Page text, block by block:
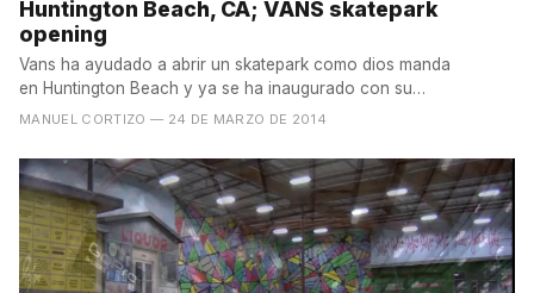
Huntington Beach, CA; VANS skatepark
opening
Vans ha ayudado a abrir un skatepark como dios manda
en Huntington Beach y ya se ha inaugurado con su
correspondiente...
MANUEL CORTIZO — 24 DE MARZO DE 2014